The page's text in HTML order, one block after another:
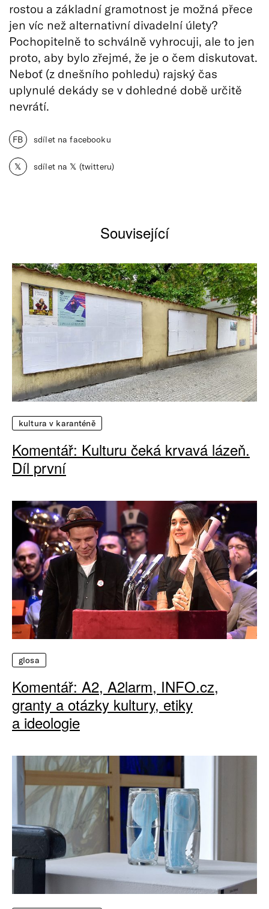
rostou a základní gramotnost je možná přece
jen víc než alternativní divadelní úlety?
Pochopitelně to schválně vyhrocuji, ale to jen
proto, aby bylo zřejmé, že je o čem diskutovat.
Neboť (z dnešního pohledu) rajský čas
uplynulé dekády se v dohledné době určitě
nevrátí.
FB sdílet na facebooku
𝕏 sdílet na 𝕏 (twitteru)
Související
kultura v karanténě
Komentář: Kulturu čeká krvavá lázeň.
Díl první
glosa
Komentář: A2, A2larm, INFO.cz,
granty a otázky kultury, etiky
a ideologie